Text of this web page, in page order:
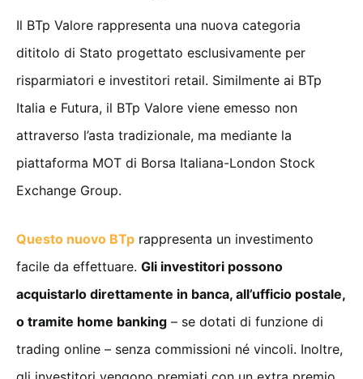
Il BTp Valore rappresenta una nuova categoria
dititolo di Stato progettato esclusivamente per
risparmiatori e investitori retail. Similmente ai BTp
Italia e Futura, il BTp Valore viene emesso non
attraverso l’asta tradizionale, ma mediante la
piattaforma MOT di Borsa Italiana-London Stock
Exchange Group.
Questo nuovo BTp rappresenta un investimento
facile da effettuare. Gli investitori possono
acquistarlo direttamente in banca, all’ufficio postale,
o tramite home banking – se dotati di funzione di
trading online – senza commissioni né vincoli. Inoltre,